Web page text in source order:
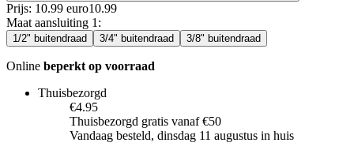
Prijs: 10.99 euro10.99
Maat aansluiting 1 :
1/2" buitendraad 3/4" buitendraad 3/8" buitendraad
Online beperkt op voorraad
Thuisbezorgd
€4.95
Thuisbezorgd gratis vanaf €50
Vandaag besteld, dinsdag 11 augustus in huis